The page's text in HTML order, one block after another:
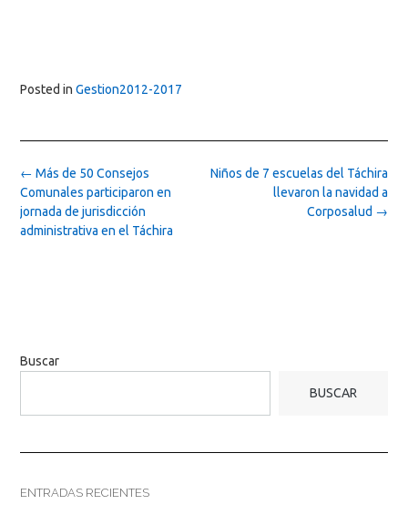
Posted in Gestion2012-2017
Post
navigation
Niños de 7 escuelas del Táchira
llevaron la navidad a
Corposalud →
← Más de 50 Consejos
Comunales participaron en
jornada de jurisdicción
administrativa en el Táchira
Buscar
BUSCAR
ENTRADAS RECIENTES